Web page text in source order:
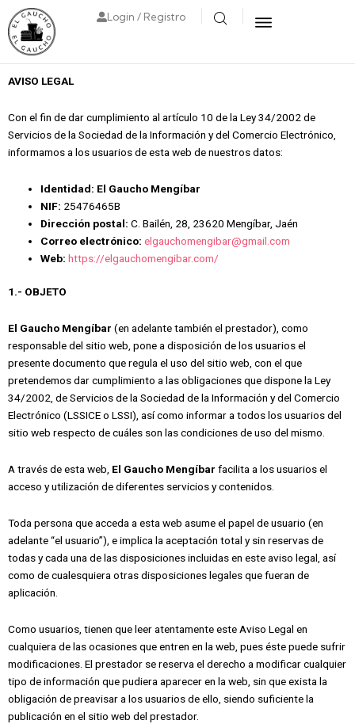
Login / Registro
AVISO LEGAL
Con el fin de dar cumplimiento al artículo 10 de la Ley 34/2002 de
Servicios de la Sociedad de la Información y del Comercio Electrónico,
informamos a los usuarios de esta web de nuestros datos:
Identidad: El Gaucho Mengíbar
NIF: 25476465B
Dirección postal: C. Bailén, 28, 23620 Mengíbar, Jaén
Correo electrónico: elgauchomengibar@gmail.com
Web: https://elgauchomengibar.com/
1.- OBJETO
El Gaucho Mengíbar (en adelante también el prestador), como
responsable del sitio web, pone a disposición de los usuarios el
presente documento que regula el uso del sitio web, con el que
pretendemos dar cumplimiento a las obligaciones que dispone la Ley
34/2002, de Servicios de la Sociedad de la Información y del Comercio
Electrónico (LSSICE o LSSI), así como informar a todos los usuarios del
sitio web respecto de cuáles son las condiciones de uso del mismo.
A través de esta web, El Gaucho Mengíbar facilita a los usuarios el
acceso y utilización de diferentes servicios y contenidos.
Toda persona que acceda a esta web asume el papel de usuario (en
adelante “el usuario”), e implica la aceptación total y sin reservas de
todas y cada una de las disposiciones incluidas en este aviso legal, así
como de cualesquiera otras disposiciones legales que fueran de
aplicación.
Como usuarios, tienen que leer atentamente este Aviso Legal en
cualquiera de las ocasiones que entren en la web, pues éste puede sufrir
modificaciones. El prestador se reserva el derecho a modificar cualquier
tipo de información que pudiera aparecer en la web, sin que exista la
obligación de preavisar a los usuarios de ello, siendo suficiente la
publicación en el sitio web del prestador.